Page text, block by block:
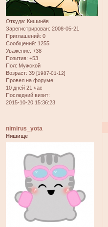
Откуда: Кишинёв
Зарегистрирован: 2008-05-21
Приглашений: 0
Сообщений: 1255
Уважение: +38
Позитив: +53
Пол: Мужской
Возраст: 39 [1987-01-12]
Провел на форуме:
10 дней 21 час
Последний визит:
2015-10-20 15:36:23
nimirus_yota
Няшище